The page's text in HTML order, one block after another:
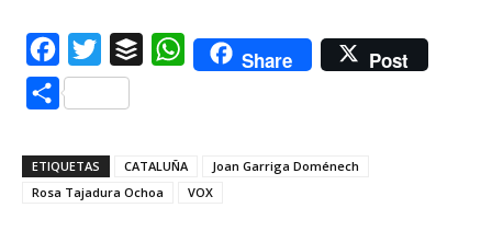
Facebook
Twitter Buffer WhatsAppShare Post
Compartir
ETIQUETAS CATALUÑA
Joan Garriga Doménech
Rosa Tajadura Ochoa
VOX